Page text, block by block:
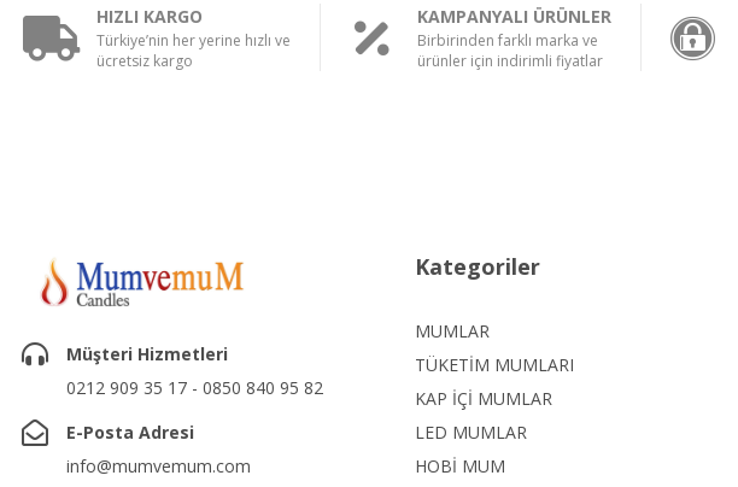
HIZLI KARGO
Türkiye’nin her yerine hızlı ve
ücretsiz kargo
KAMPANYALI ÜRÜNLER
Birbirinden farklı marka ve
ürünler için indirimli fiyatlar
Müşteri Hizmetleri
0212 909 35 17 - 0850 840 95 82
E-Posta Adresi
info@mumvemum.com
Kategoriler
MUMLAR
TÜKETİM MUMLARI
KAP İÇİ MUMLAR
LED MUMLAR
HOBİ MUM